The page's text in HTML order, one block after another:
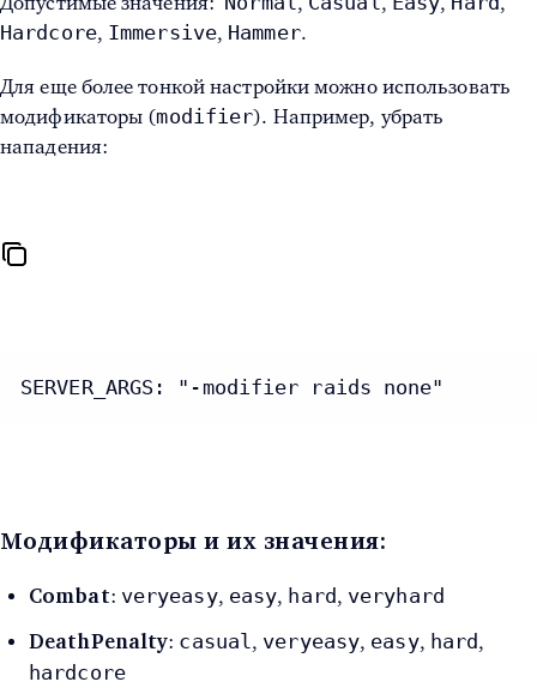
Hardcore, Immersive, Hammer.
Для еще более тонкой настройки можно использовать
модификаторы (modifier). Например, убрать
нападения:
SERVER_ARGS: "-modifier raids none"
Модификаторы и их значения:
Combat: veryeasy, easy, hard, veryhard
DeathPenalty: casual, veryeasy, easy, hard,
hardcore